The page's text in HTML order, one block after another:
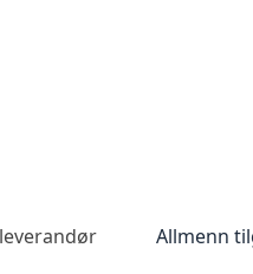
Allmenn